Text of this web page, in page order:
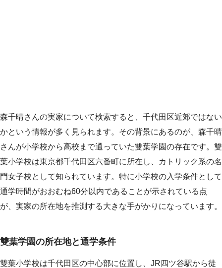
森千晴さんの実家について検索すると、千代田区近郊ではない
かという情報が多く見られます。その背景にあるのが、森千晴
さんが小学校から高校まで通っていた雙葉学園の存在です。雙
葉小学校は東京都千代田区六番町に所在し、カトリック系の名
門女子校として知られています。特に小学校の入学条件として
通学時間がおおむね60分以内であることが示されている点
が、実家の所在地を推測する大きな手がかりになっています。
雙葉学園の所在地と通学条件
雙葉小学校は千代田区の中心部に位置し、JR四ツ谷駅から徒